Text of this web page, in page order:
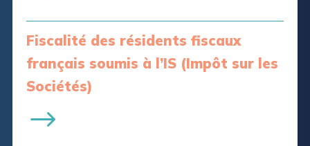
Fiscalité des résidents fiscaux
français soumis à l’IS (Impôt sur les
Sociétés)